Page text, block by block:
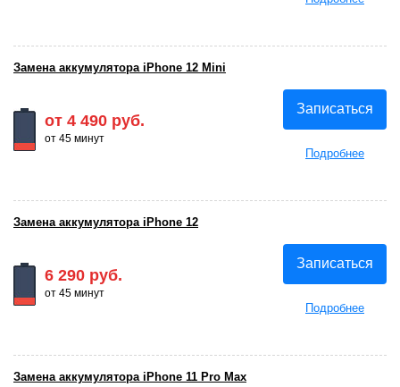
от 4 490 руб.
от 45 минут
Записаться
Подробнее
Замена аккумулятора iPhone 12 Mini
6 290 руб.
от 45 минут
Записаться
Подробнее
Замена аккумулятора iPhone 12
Замена аккумулятора iPhone 11 Pro Max